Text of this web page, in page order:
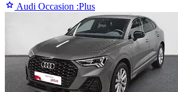
Audi Occasion :Plus